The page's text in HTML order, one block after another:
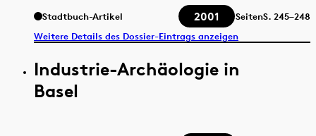
Stadtbuch-Artikel 2001 SeitenS. 245–248
Weitere Details des Dossier-Eintrags anzeigen
Industrie-Archäologie in
Basel